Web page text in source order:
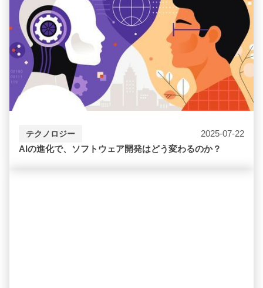
テクノロジー
2025-07-22
AIの進化で、ソフトウェア開発はどう変わるのか？